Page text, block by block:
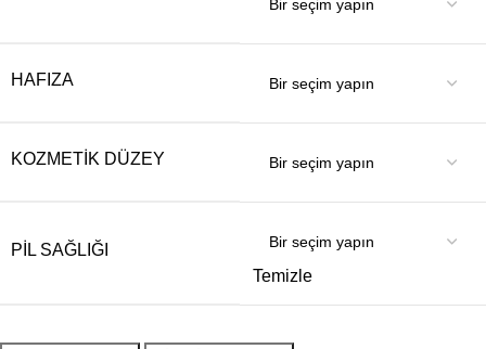
HAFIZA
KOZMETIK DÜZEY
PIL SAĞLIĞI
Temizle